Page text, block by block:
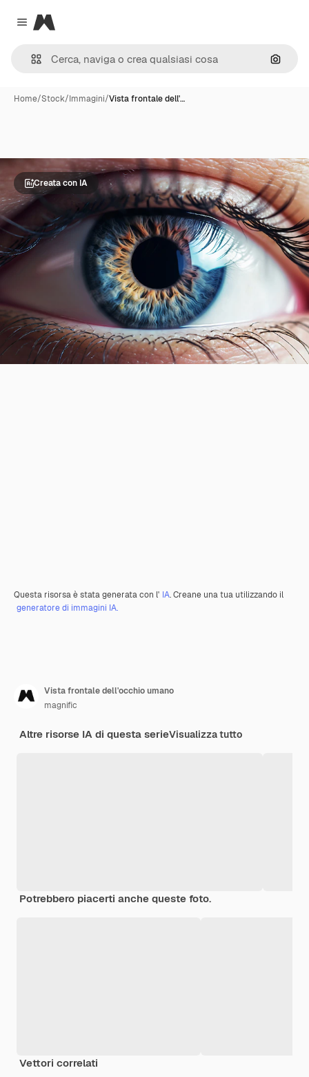
Close menu
Magnific
Cerca
Home/Stock/Immagini/Vista frontale dell'…
Creata con IA
Questa risorsa è stata generata con l' IA. Creane una tua utilizzando il
generatore di immagini IA.
Vista frontale dell'occhio umano
magnific
Altre risorse IA di questa serieVisualizza tutto
Potrebbero piacerti anche queste foto.
Vettori correlati